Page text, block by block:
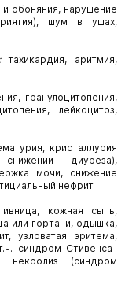
обоняния, нарушение
шум в ушах,
тахикардия, аритмия,
гранулоцитопения,
лейкоцитоз,
кристаллурия
диуреза),
мочи, снижение
нефрит.
кожная сыпь,
или гортани, одышка,
узловатая эритема,
синдром Стивенса-
некролиз (синдром